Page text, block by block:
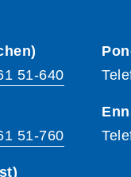
51-640
51-760